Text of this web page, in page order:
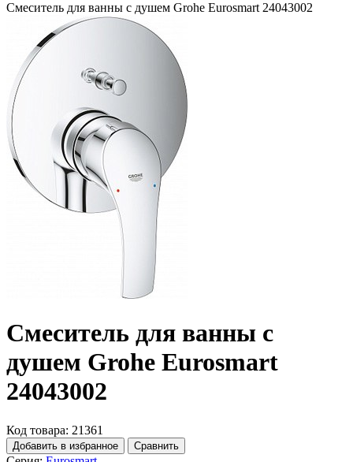
Смеситель для ванны с душем Grohe Eurosmart 24043002
Смеситель для ванны с
душем Grohe Eurosmart
24043002
Код товара: 21361
Добавить в избранное Сравнить